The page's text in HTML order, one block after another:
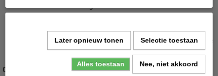
dan even contact met ons op. Voor meer informatie bekijk je onze
algemene voorwaarden.
Opvolging:
Later opnieuw tonen Selectie toestaan
Alles toestaan Nee, niet akkoord